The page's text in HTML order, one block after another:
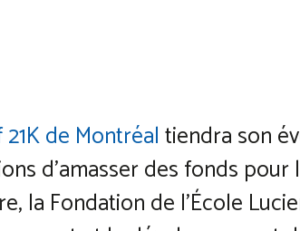
21K de Montréaltiendra son
d’amasser des fonds pour
la Fondation de l’École